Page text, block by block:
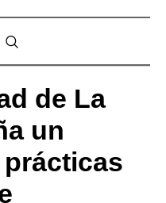
de La
un